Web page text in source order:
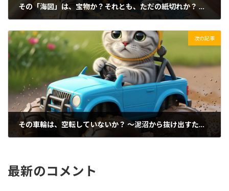
その「海図」は、宝物か？それとも、ただの紙切れか？ ～走りながら考える、航海術～
次の記事
その車輪は、空転していないか？ ～泥沼から抜け出すための、最小で、最強の一歩～
最新のコメント